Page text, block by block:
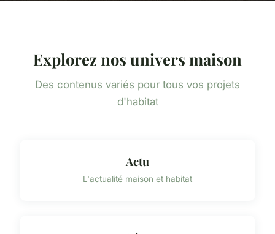
Explorez nos univers maison
Des contenus variés pour tous vos projets
d'habitat
Actu
L'actualité maison et habitat